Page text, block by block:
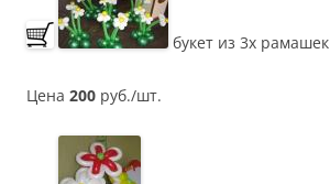
букет из 3х рамашек
Цена 200 руб./шт.